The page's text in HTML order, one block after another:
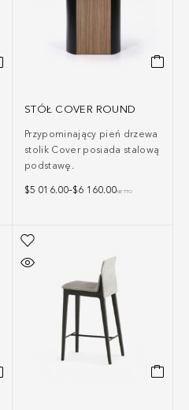
STÓŁ COVER ROUND
Przypominający pień drzewa
stolik Cover posiada stalową
podstawę.
$5 016.00–$6 160.00NETTO